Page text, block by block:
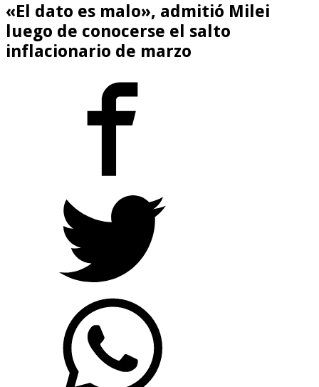
«El dato es malo», admitió Milei
luego de conocerse el salto
inflacionario de marzo